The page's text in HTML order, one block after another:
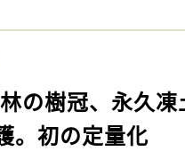
林の樹冠、永久
。初の定量化